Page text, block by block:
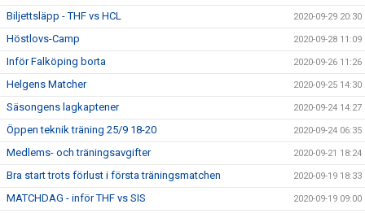
Biljettsläpp - THF vs HCL 2020-09-29 20:30
Höstlovs-Camp 2020-09-28 11:09
Inför Falköping borta 2020-09-26 11:26
Helgens Matcher 2020-09-25 14:30
Säsongens lagkaptener 2020-09-24 14:27
Öppen teknik träning 25/9 18-20 2020-09-24 06:35
Medlems- och träningsavgifter 2020-09-21 18:24
Bra start trots förlust i första träningsmatchen 2020-09-19 18:33
MATCHDAG - inför THF vs SIS 2020-09-19 09:00